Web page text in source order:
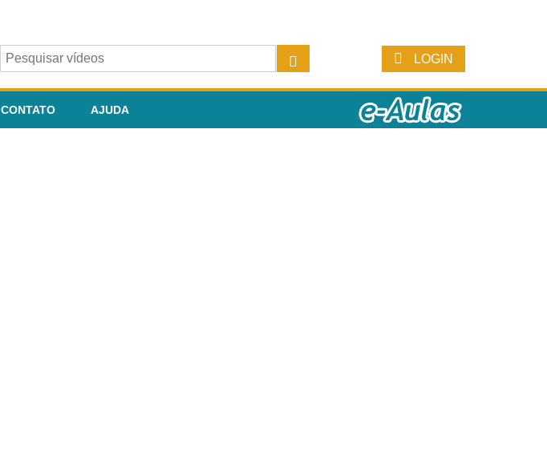
LOGIN
CONTATO AJUDA